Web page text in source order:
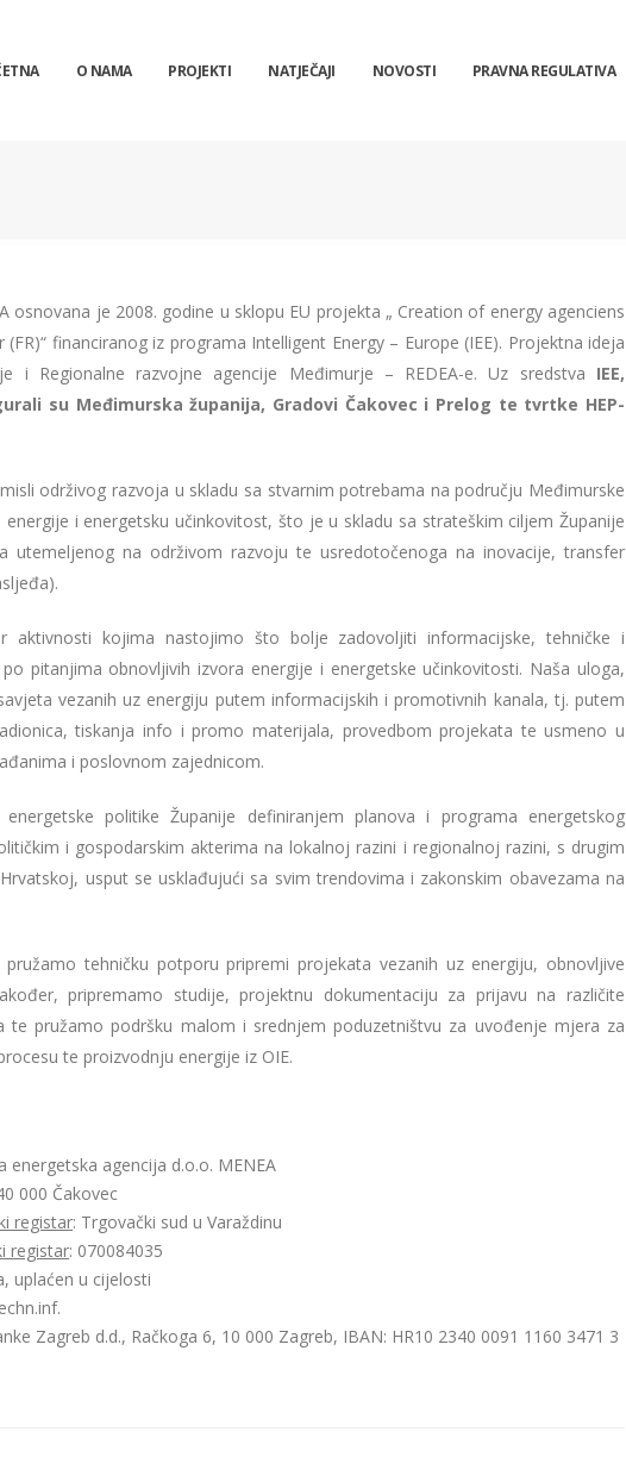
O NAMA PROJEKTI NATJEČAJI NOVOSTI PRAVNA REGULATIVA
osnovana je 2008. godine u sklopu EU projekta „ Creation of energy agenciens
financiranog iz programa Intelligent Energy – Europe (IEE). Projektna ideja
i Regionalne razvojne agencije Međimurje – REDEA-e. Uz sredstva IEE,
su Međimurska županija, Gradovi Čakovec i Prelog te tvrtke HEP-
održivog razvoja u skladu sa stvarnim potrebama na području Međimurske
i energetsku učinkovitost, što je u skladu sa strateškim ciljem Županije
utemeljenog na održivom razvoju te usredotočenoga na inovacije, transfer
aktivnosti kojima nastojimo što bolje zadovoljiti informacijske, tehničke i
pitanjima obnovljivih izvora energije i energetske učinkovitosti. Naša uloga,
vezanih uz energiju putem informacijskih i promotivnih kanala, tj. putem
tiskanja info i promo materijala, provedbom projekata te usmeno u
i poslovnom zajednicom.
politike Županije definiranjem planova i programa energetskog
i gospodarskim akterima na lokalnoj razini i regionalnoj razini, s drugim
usput se usklađujući sa svim trendovima i zakonskim obavezama na
tehničku potporu pripremi projekata vezanih uz energiju, obnovljive
pripremamo studije, projektnu dokumentaciju za prijavu na različite
te pružamo podršku malom i srednjem poduzetništvu za uvođenje mjera za
te proizvodnju energije iz OIE.
energetska agencija d.o.o. MENEA
000 Čakovec
registar: Trgovački sud u Varaždinu
registar: 070084035
uplaćen u cijelosti
Zagreb d.d., Račkoga 6, 10 000 Zagreb, IBAN: HR10 2340 0091 1160 3471 3